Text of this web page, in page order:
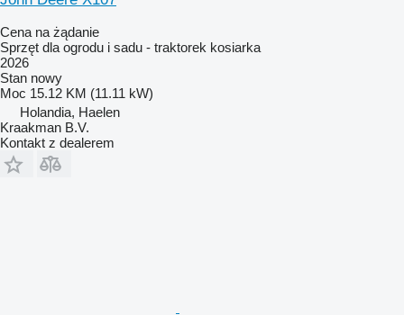
Cena na żądanie
Sprzęt dla ogrodu i sadu - traktorek kosiarka
2026
Stan nowy
Moc 15.12 KM (11.11 kW)
Holandia, Haelen
Kraakman B.V.
Kontakt z dealerem